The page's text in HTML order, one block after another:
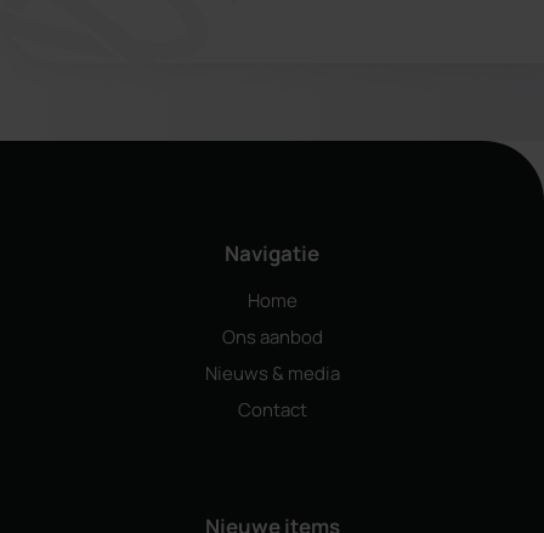
Navigatie
Home
Ons aanbod
Nieuws & media
Contact
Nieuwe items